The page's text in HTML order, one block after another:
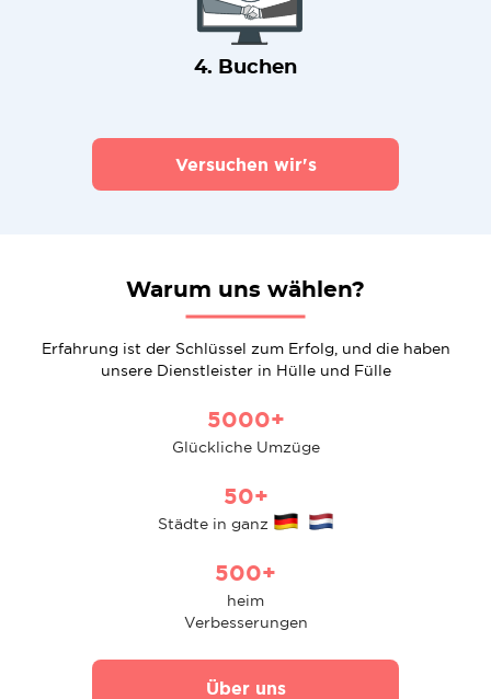
4. Buchen
Versuchen wir's
Warum uns wählen?
Erfahrung ist der Schlüssel zum Erfolg, und die haben
unsere Dienstleister in Hülle und Fülle
5000+
Glückliche Umzüge
50+
Städte in ganz
500+
heim
Verbesserungen
Über uns